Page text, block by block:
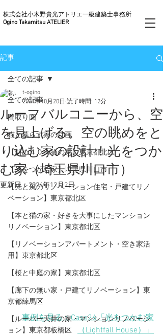
株式会社小木野貴光アトリエ一級建築士事務所
Ogino Takamitsu ATELIER
記事
全ての記事
間取り図
猫と暮らす家の計画
【斜め４０do猫の家】東京都北区
【光をつかむ家】埼玉県川口市
【光と風のリノベーション住宅・戸建てリノ
ベーション】東京都北区
【本と猫の家・好きを大事にしたマンション
リノベーション】東京都北区
【リノベーションアパートメント・空き家活
用】東京都北区
【桜と中庭の家】東京都北区
【廊下の無い家・戸建てリノベーション】東
京都練馬区
【ルーバー天井の家・マンションリノベーシ
ョン】東京都板橋区
全ての記事
ルーフバルコニーから、空
を見上げる。空の眺めをと
り込む家の設計！光をつか
む家（埼玉県川口市）
t-ogino
2021年10月20日 読了時間: 12分
更新日：2024年12月2日
事例を見る：Case26「光をつかむ家
（Lightfall House）」